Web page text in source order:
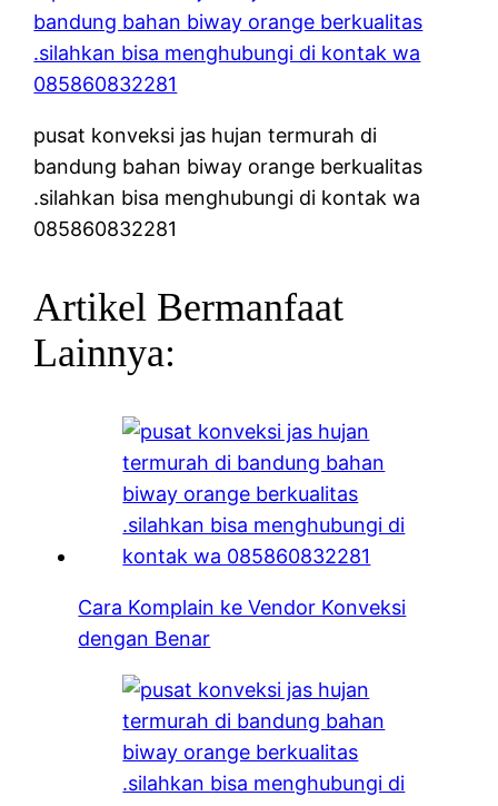
pusat konveksi jas hujan termurah di
bandung bahan biway orange berkualitas
.silahkan bisa menghubungi di kontak wa
085860832281
Artikel Bermanfaat
Lainnya:
Cara Komplain ke Vendor Konveksi
dengan Benar